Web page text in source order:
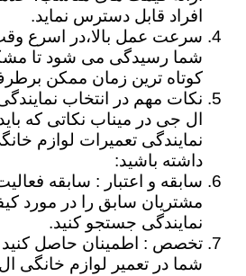
افراد قابل دسترس نماید.
سرعت عمل بالا،در اسرع
شما رسیدگی می شود تا
کوتاه ترین زمان ممکن
نکات مهم در انتخاب
ال جی در میناب نکاتی که
نمایندگی تعمیرات لوازم
داشته باشید:
سابقه و اعتبار : سابقه
مشتریان سابق را در مورد
نمایندگی جستجو کنید.
تخصص : اطمینان حاصل کنید
شما در تعمیر لوازم خانگی